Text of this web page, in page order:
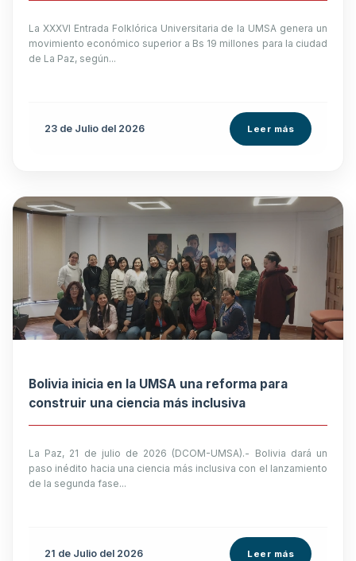
La XXXVI Entrada Folklórica Universitaria de la UMSA genera un
movimiento económico superior a Bs 19 millones para la ciudad
de La Paz, según...
23 de Julio del 2026 Leer más
Bolivia inicia en la UMSA una reforma para
construir una ciencia más inclusiva
La Paz, 21 de julio de 2026 (DCOM-UMSA).- Bolivia dará un
paso inédito hacia una ciencia más inclusiva con el lanzamiento
de la segunda fase...
21 de Julio del 2026 Leer más